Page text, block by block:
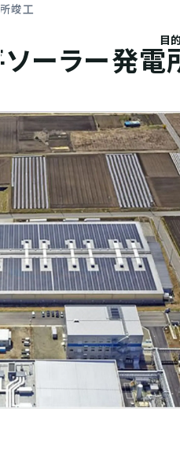
目
竣工
ーラー発電